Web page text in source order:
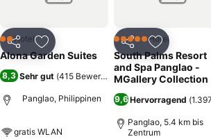
Teilen Zu Favoriten hinzufügen
2 Sterne
Hotel
Alona Garden Suites
8,3 Sehr gut (415 Bewertungen)
Panglao, Philippinen
gratis WLAN
Teilen Zu
5 Sterne Hotel
South Palms Resort
and Spa Panglao -
MGallery Collection
9,6Hervorragend (
Panglao, 5.4 km bis
Zentrum